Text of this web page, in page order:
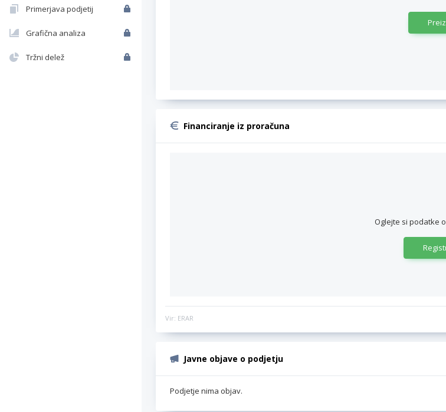
Primerjava podjetij
Grafična analiza
Tržni delež
Financiranje iz proračuna
Oglejte si podatke
Vir: ERAR
Javne objave o podjetju
Podjetje nima objav.